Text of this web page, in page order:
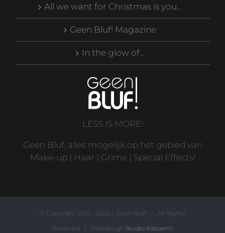
All we want for Christmas is you…
Geen Bluf! Magazine
In the glow of…
LESS IS MORE!
Geen Bluf, alles mogelijk op het gebied van
Make-up | Haar | Grime | Special Effects!
© Copyright 2012 -
2026 | Geen Bluf! | All Rights
Reserved | Webdesign Studio Kaboem!